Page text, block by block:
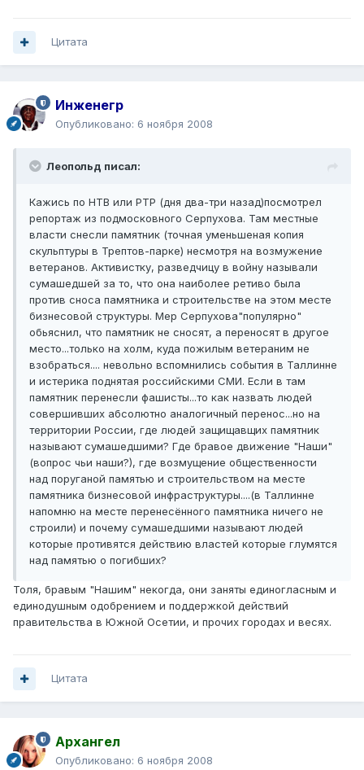
Цитата
Инженегр
Опубликовано: 6 ноября 2008
Леопольд писал:
Кажись по НТВ или РТР (дня два-три назад)посмотрел
репортаж из подмосковного Серпухова. Там местные
власти снесли памятник (точная уменьшеная копия
скульптуры в Трептов-парке) несмотря на возмужение
ветеранов. Активистку, разведчицу в войну называли
сумашедшей за то, что она наиболее ретиво была
против сноса памятника и строительстве на этом месте
бизнесовой структуры. Мер Серпухова"популярно"
обьяснил, что памятник не сносят, а переносят в другое
место...только на холм, куда пожилым ветераним не
взобраться.... невольно вспомнились события в Таллинне
и истерика поднятая российскими СМИ. Если в там
памятник перенесли фашисты...то как назвать людей
совершивших абсолютно аналогичный перенос...но на
территории России, где людей защищавщих памятник
называют сумашедшими? Где бравое движение "Наши"
(вопрос чьи наши?), где возмущение общественности
над поруганой памятью и строительством на месте
памятника бизнесовой инфраструктуры....(в Таллинне
напомню на месте перенесённого памятника ничего не
строили) и почему сумашедшими называют людей
которые противятся действию властей которые глумятся
над памятью о погибших?
Толя, бравым "Нашим" некогда, они заняты единогласным и
единодушным одобрением и поддержкой действий
правительства в Южной Осетии, и прочих городах и весях.
Цитата
Архангел
Опубликовано: 6 ноября 2008